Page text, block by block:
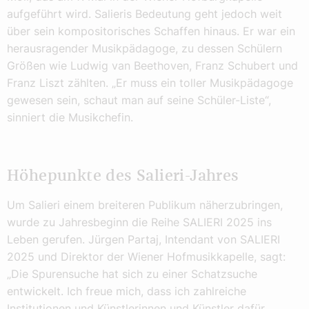
aufgeführt wird. Salieris Bedeutung geht jedoch weit
über sein kompositorisches Schaffen hinaus. Er war ein
herausragender Musikpädagoge, zu dessen Schülern
Größen wie Ludwig van Beethoven, Franz Schubert und
Franz Liszt zählten. „Er muss ein toller Musikpädagoge
gewesen sein, schaut man auf seine Schüler-Liste“,
sinniert die Musikchefin.
Höhepunkte des Salieri-Jahres
Um Salieri einem breiteren Publikum näherzubringen,
wurde zu Jahresbeginn die Reihe SALIERI 2025 ins
Leben gerufen. Jürgen Partaj, Intendant von SALIERI
2025 und Direktor der Wiener Hofmusikkapelle, sagt:
„Die Spurensuche hat sich zu einer Schatzsuche
entwickelt. Ich freue mich, dass ich zahlreiche